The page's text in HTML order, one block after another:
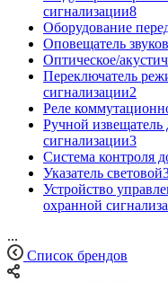
сигнализации8
Оборудование
Оповещатель
Оптическое/
Переключатель
сигнализации2
Реле
Ручной
сигнализации3
Система контроля
Указатель световой
Устройство
охранной
...
Список брендов